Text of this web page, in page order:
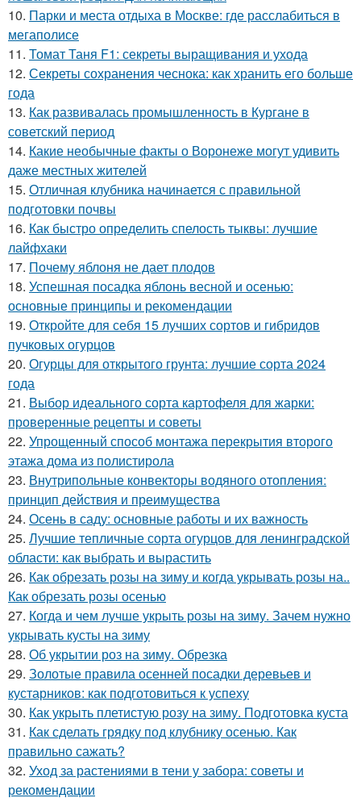
10. Парки и места отдыха в Москве: где расслабиться в
мегаполисе
11. Томат Таня F1: секреты выращивания и ухода
12. Секреты сохранения чеснока: как хранить его больше
года
13. Как развивалась промышленность в Кургане в
советский период
14. Какие необычные факты о Воронеже могут удивить
даже местных жителей
15. Отличная клубника начинается с правильной
подготовки почвы
16. Как быстро определить спелость тыквы: лучшие
лайфхаки
17. Почему яблоня не дает плодов
18. Успешная посадка яблонь весной и осенью:
основные принципы и рекомендации
19. Откройте для себя 15 лучших сортов и гибридов
пучковых огурцов
20. Огурцы для открытого грунта: лучшие сорта 2024
года
21. Выбор идеального сорта картофеля для жарки:
проверенные рецепты и советы
22. Упрощенный способ монтажа перекрытия второго
этажа дома из полистирола
23. Внутрипольные конвекторы водяного отопления:
принцип действия и преимущества
24. Осень в саду: основные работы и их важность
25. Лучшие тепличные сорта огурцов для ленинградской
области: как выбрать и вырастить
26. Как обрезать розы на зиму и когда укрывать розы на..
Как обрезать розы осенью
27. Когда и чем лучше укрыть розы на зиму. Зачем нужно
укрывать кусты на зиму
28. Об укрытии роз на зиму. Обрезка
29. Золотые правила осенней посадки деревьев и
кустарников: как подготовиться к успеху
30. Как укрыть плетистую розу на зиму. Подготовка куста
31. Как сделать грядку под клубнику осенью. Как
правильно сажать?
32. Уход за растениями в тени у забора: советы и
рекомендации